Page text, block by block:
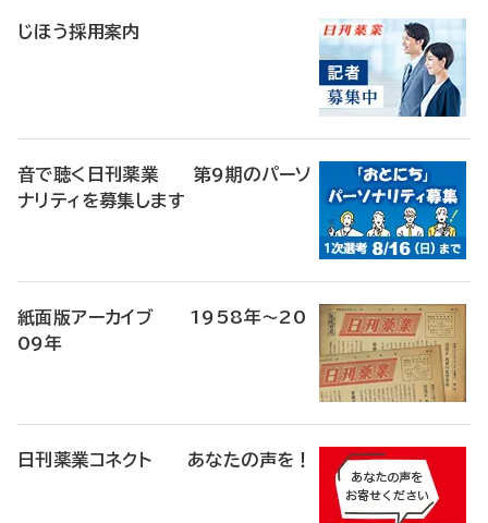
じほう採用案内
音で聴く日刊薬業 第9期のパーソ
ナリティを募集します
紙面版アーカイブ 1958年～20
09年
日刊薬業コネクト あなたの声を！